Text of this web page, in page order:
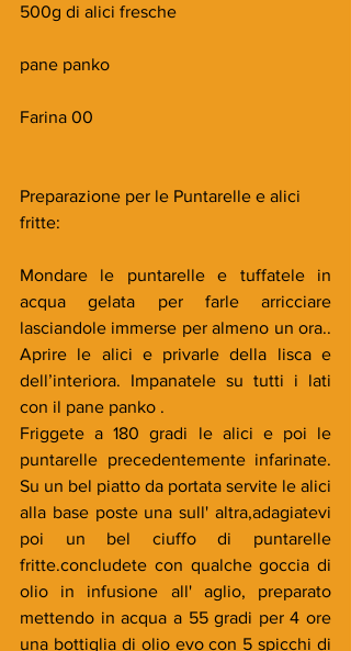
500g di alici fresche
pane panko
Farina 00
Preparazione per le Puntarelle e alici
fritte:
Mondare le puntarelle e tuffatele in
acqua gelata per farle arricciare
lasciandole immerse per almeno un ora..
Aprire le alici e privarle della lisca e
dell’interiora. Impanatele su tutti i lati
con il pane panko .
Friggete a 180 gradi le alici e poi le
puntarelle precedentemente infarinate.
Su un bel piatto da portata servite le alici
alla base poste una sull' altra,adagiatevi
poi un bel ciuffo di puntarelle
fritte.concludete con qualche goccia di
olio in infusione all' aglio, preparato
mettendo in acqua a 55 gradi per 4 ore
una bottiglia di olio evo con 5 spicchi di